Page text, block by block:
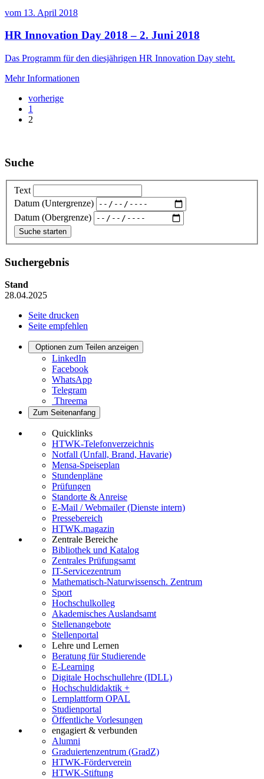
vom 13. April 2018
HR Innovation Day 2018 – 2. Juni 2018
Das Programm für den diesjährigen HR Innovation Day steht.
Mehr Informationen
vorherige
1
2
Suche
Text
Datum (Untergrenze)
Datum (Obergrenze)
Suchergebnis
Stand
28.04.2025
Seite drucken
Seite empfehlen
Optionen zum Teilen anzeigen
LinkedIn
Facebook
WhatsApp
Telegram
Threema
Zum Seitenanfang
Quicklinks
HTWK-Telefonverzeichnis
Notfall (Unfall, Brand, Havarie)
Mensa-Speiseplan
Stundenpläne
Prüfungen
Standorte & Anreise
E-Mail / Webmailer (Dienste intern)
Pressebereich
HTWK.magazin
Zentrale Bereiche
Bibliothek und Katalog
Zentrales Prüfungsamt
IT-Servicezentrum
Mathematisch-Naturwissensch. Zentrum
Sport
Hochschulkolleg
Akademisches Auslandsamt
Stellenangebote
Stellenportal
Lehre und Lernen
Beratung für Studierende
E-Learning
Digitale Hochschullehre (IDLL)
Hochschuldidaktik +
Lernplattform OPAL
Studienportal
Öffentliche Vorlesungen
engagiert & verbunden
Alumni
Graduiertenzentrum (GradZ)
HTWK-Förderverein
HTWK-Stiftung